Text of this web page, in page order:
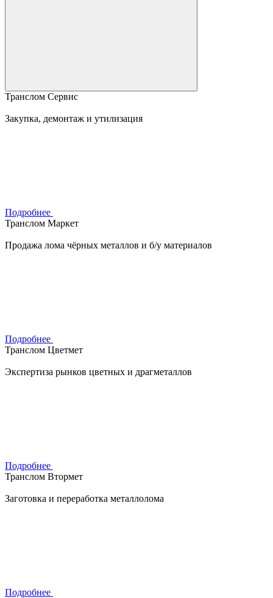
Транслом Сервис
Закупка, демонтаж и утилизация
Подробнее
Транслом Маркет
Продажа лома чёрных металлов и б/у материалов
Подробнее
Транслом Цветмет
Экспертиза рынков цветных и драгметаллов
Подробнее
Транслом Втормет
Заготовка и переработка металлолома
Подробнее